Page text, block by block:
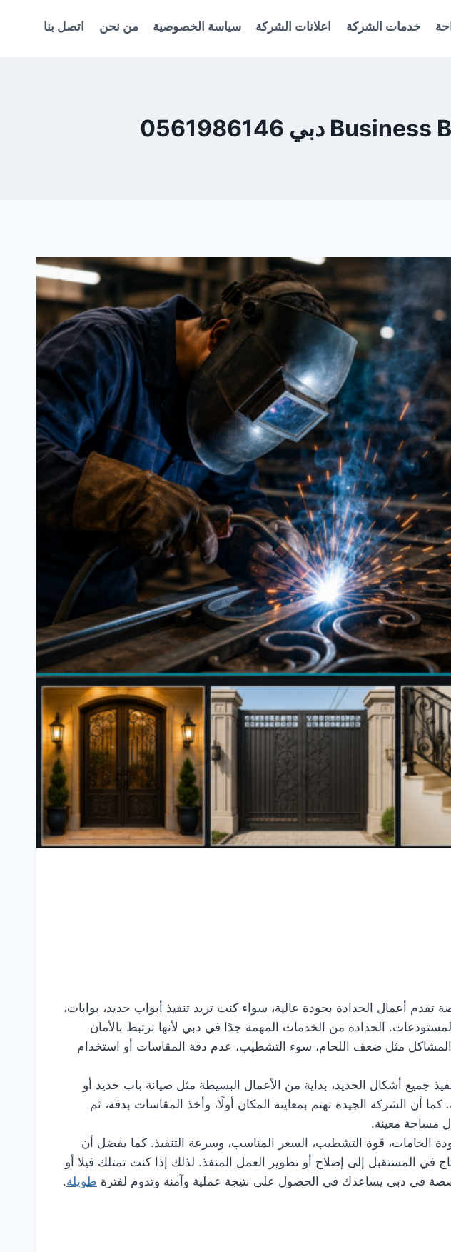
خدمات الشركة اعلانات الشركة سياسة الخصوصية من نحن اتصل بنا
فأنت غالبًا تحتاج إلى جهة متخصصة تقدم أعمال الحدادة بجودة عالية، سواء كنت تريد تنفيذ أبواب حديد، بوابات،
الحدادة من الخدمات المهمة جدًا في دبي لأنها ترتبط بالأمان
المشاكل مثل ضعف اللحام، سوء التشطيب، عدم دقة المقاسات أو استخدام
جميع أشكال الحديد، بداية من الأعمال البسيطة مثل صيانة باب حديد أو
أن الشركة الجيدة تهتم بمعاينة المكان أولًا، وأخذ المقاسات بدقة، ثم
مساحة معينة.
جودة الخامات، قوة التشطيب، السعر المناسب، وسرعة التنفيذ. كما يفضل أن
في المستقبل إلى إصلاح أو تطوير العمل المنفذ. لذلك إذا كنت تمتلك فيلا أو
في دبي يساعدك في الحصول على نتيجة عملية وآمنة وتدوم لفترة طويلة.